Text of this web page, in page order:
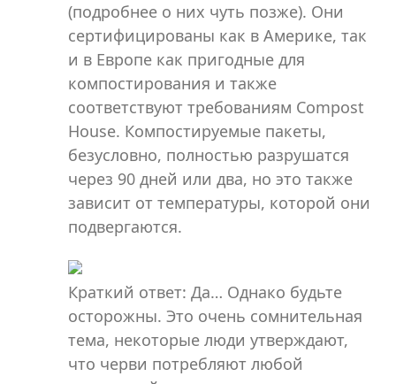
(подробнее о них чуть позже). Они
сертифицированы как в Америке, так
и в Европе как пригодные для
компостирования и также
соответствуют требованиям Compost
House. Компостируемые пакеты,
безусловно, полностью разрушатся
через 90 дней или два, но это также
зависит от температуры, которой они
подвергаются.
Краткий ответ: Да… Однако будьте
осторожны. Это очень сомнительная
тема, некоторые люди утверждают,
что черви потребляют любой